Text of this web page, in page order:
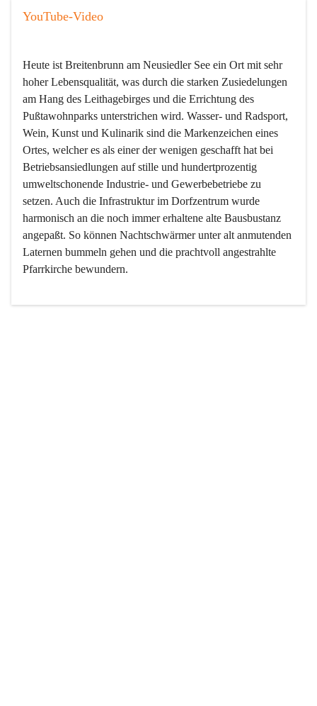
YouTube-Video
Heute ist Breitenbrunn am Neusiedler See ein Ort mit sehr
hoher Lebensqualität, was durch die starken Zusiedelungen
am Hang des Leithagebirges und die Errichtung des
Pußtawohnparks unterstrichen wird. Wasser- und Radsport,
Wein, Kunst und Kulinarik sind die Markenzeichen eines
Ortes, welcher es als einer der wenigen geschafft hat bei
Betriebsansiedlungen auf stille und hundertprozentig
umweltschonende Industrie- und Gewerbebetriebe zu
setzen. Auch die Infrastruktur im Dorfzentrum wurde
harmonisch an die noch immer erhaltene alte Bausbustanz
angepaßt. So können Nachtschwärmer unter alt anmutenden
Laternen bummeln gehen und die prachtvoll angestrahlte
Pfarrkirche bewundern.
Der Weinbau dominert heute nicht mehr, ist aber integrativer